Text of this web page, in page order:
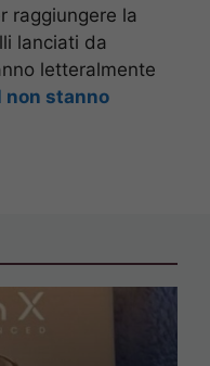
raggiungere la
lanciati da
letteralmente
non stanno